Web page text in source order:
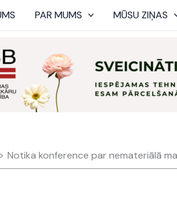
PAR MUMS MŪSU ZIŅAS
Notika konference par nemateriālā